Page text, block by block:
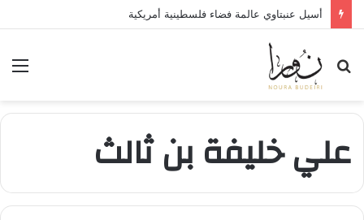
أسيل عنبتاوي عالمة فضاء فلسطينية أمريكية
بحث
عن
علي خليفة بن ثالث